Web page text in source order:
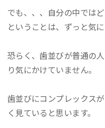
でも、、、自分の中では
ということは、ずっと気
恐らく、歯並びが普通の
り気にかけていません。
歯並びにコンプレックス
く見ていると思います。